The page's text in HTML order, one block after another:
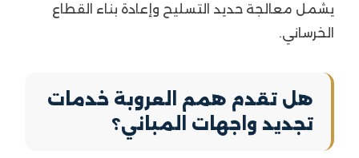
يشمل معالجة حديد التسليح وإعادة بناء القطاع
الخرساني.
هل تقدم همم العروبة خدمات
تجديد واجهات المباني؟